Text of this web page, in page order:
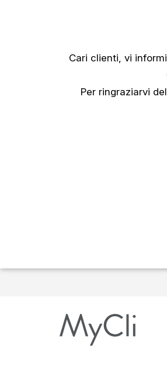
Cari clienti, vi
Per ringraziarvi